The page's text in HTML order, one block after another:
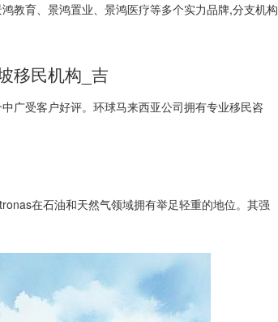
育、景鸿置业、景鸿医疗等多个实力品牌,分支机构
移民机构_吉
广受客户好评。环球马来西亚公司拥有专业移民咨
在石油和天然气领域拥有举足轻重的地位。其强